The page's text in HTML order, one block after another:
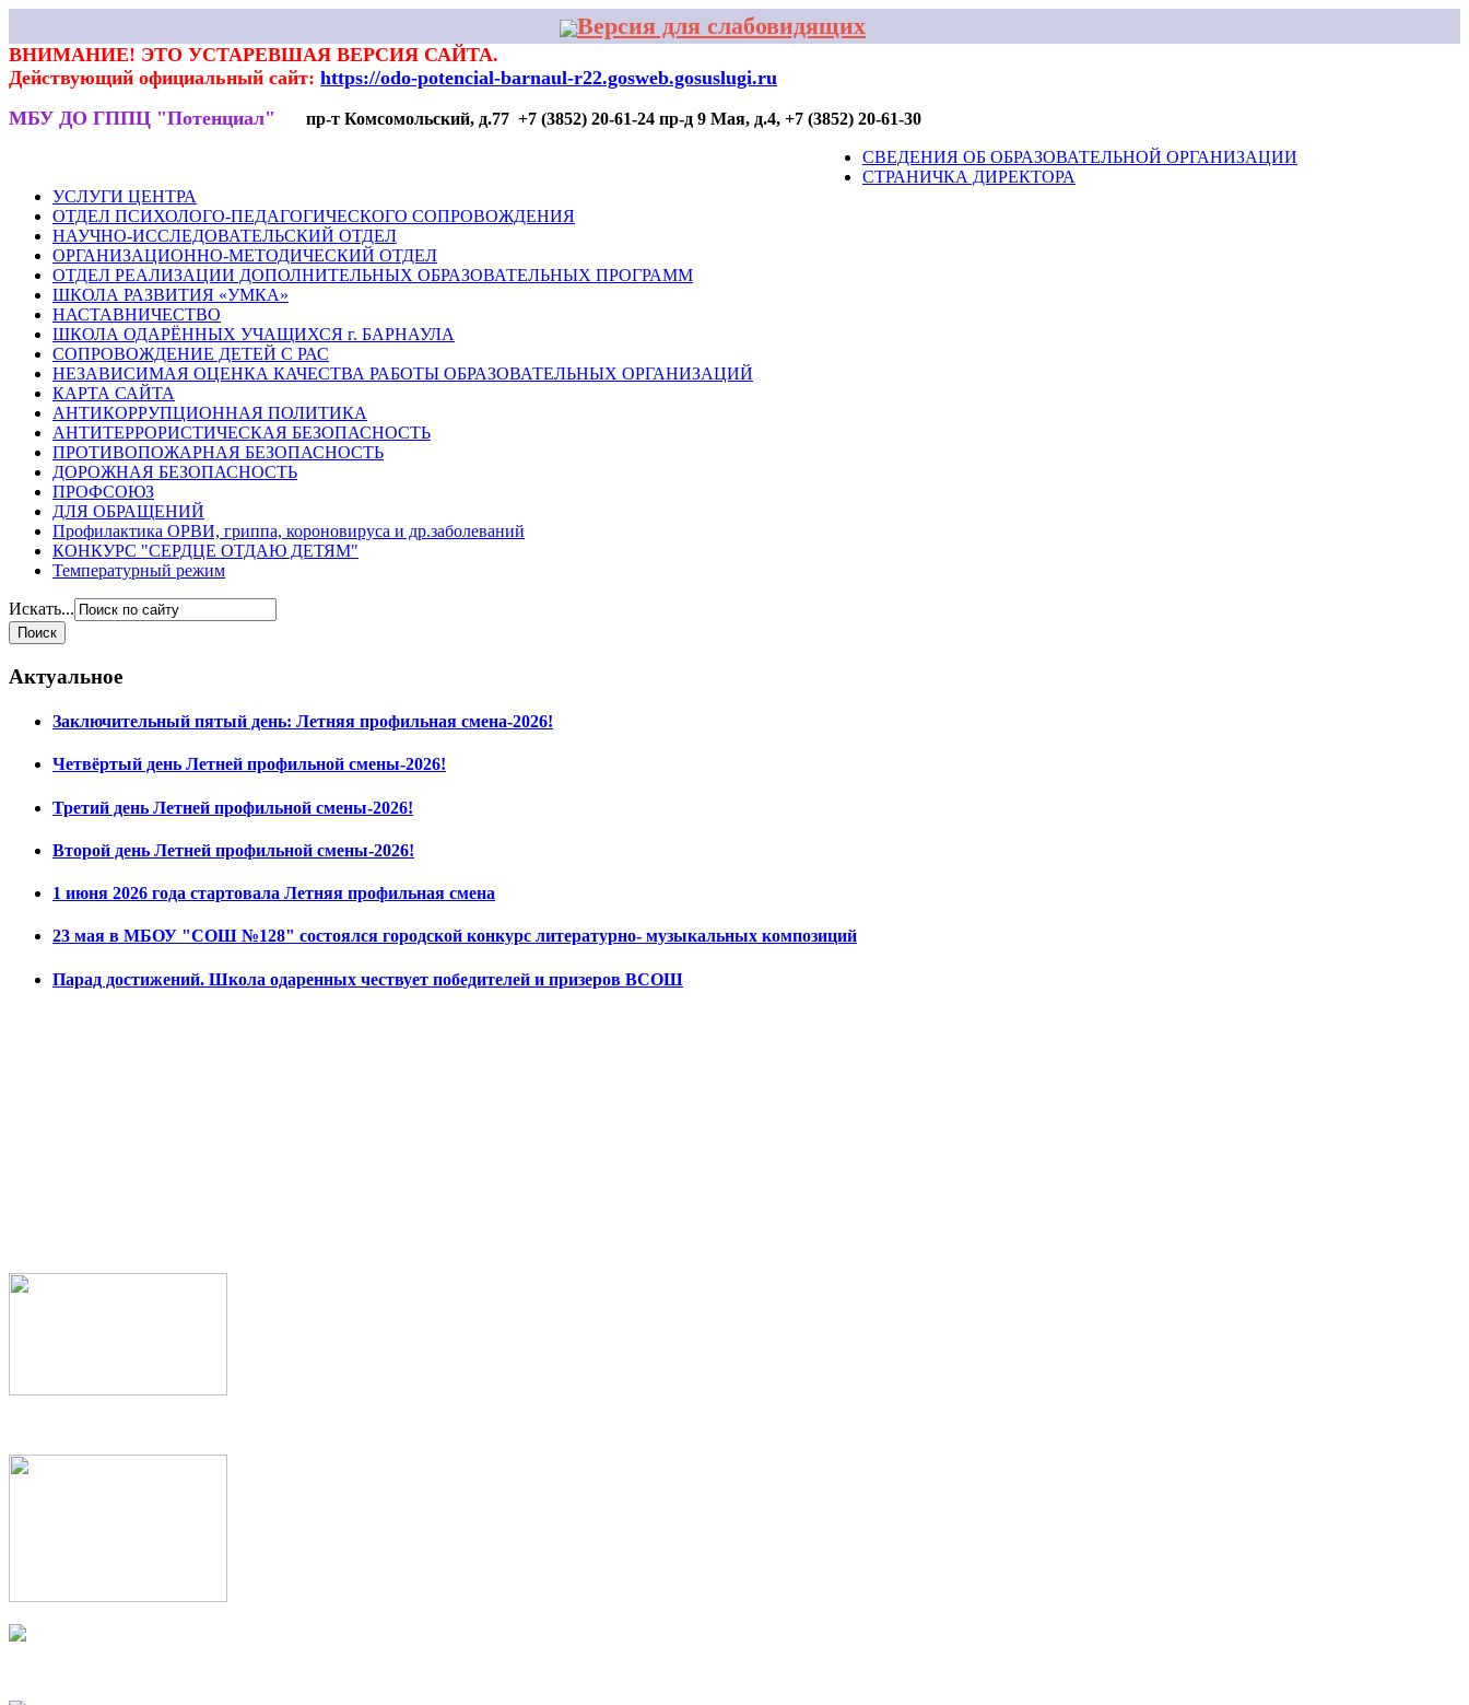
Версия для слабовидящих
ВНИМАНИЕ! ЭТО УСТАРЕВШАЯ ВЕРСИЯ САЙТА.
Действующий официальный сайт: https://odo-potencial-barnaul-r22.gosweb.gosuslugi.ru
МБУ ДО ГППЦ "Потенциал"
пр-т Комсомольский, д.77 +7 (3852) 20-61-24 пр-д 9 Мая, д.4, +7 (3852) 20-61-30
КОНТАКТЫ
СВЕДЕНИЯ ОБ ОБРАЗОВАТЕЛЬНОЙ ОРГАНИЗАЦИИ
СТРАНИЧКА ДИРЕКТОРА
УСЛУГИ ЦЕНТРА
ОТДЕЛ ПСИХОЛОГО-ПЕДАГОГИЧЕСКОГО СОПРОВОЖДЕНИЯ
НАУЧНО-ИССЛЕДОВАТЕЛЬСКИЙ ОТДЕЛ
ОРГАНИЗАЦИОННО-МЕТОДИЧЕСКИЙ ОТДЕЛ
ОТДЕЛ РЕАЛИЗАЦИИ ДОПОЛНИТЕЛЬНЫХ ОБРАЗОВАТЕЛЬНЫХ ПРОГРАММ
ШКОЛА РАЗВИТИЯ «УМКА»
НАСТАВНИЧЕСТВО
ШКОЛА ОДАРЁННЫХ УЧАЩИХСЯ г. БАРНАУЛА
СОПРОВОЖДЕНИЕ ДЕТЕЙ С РАС
НЕЗАВИСИМАЯ ОЦЕНКА КАЧЕСТВА РАБОТЫ ОБРАЗОВАТЕЛЬНЫХ ОРГАНИЗАЦИЙ
КАРТА САЙТА
АНТИКОРРУПЦИОННАЯ ПОЛИТИКА
АНТИТЕРРОРИСТИЧЕСКАЯ БЕЗОПАСНОСТЬ
ПРОТИВОПОЖАРНАЯ БЕЗОПАСНОСТЬ
ДОРОЖНАЯ БЕЗОПАСНОСТЬ
ПРОФСОЮЗ
ДЛЯ ОБРАЩЕНИЙ
Профилактика ОРВИ, гриппа, короновируса и др.заболеваний
КОНКУРС "СЕРДЦЕ ОТДАЮ ДЕТЯМ"
Температурный режим
Искать...
Актуальное
Заключительный пятый день: Летняя профильная смена-2026!
Четвёртый день Летней профильной смены-2026!
Третий день Летней профильной смены-2026!
Второй день Летней профильной смены-2026!
1 июня 2026 года стартовала Летняя профильная смена
23 мая в МБОУ "СОШ №128" состоялся городской конкурс литературно- музыкальных композиций
Парад достижений. Школа одаренных чествует победителей и призеров ВСОШ